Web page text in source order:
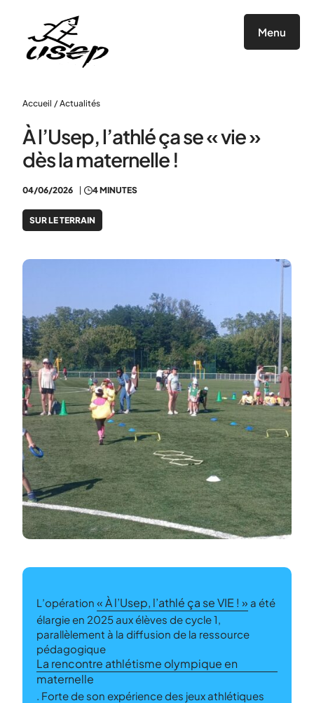
Menu
Accueil / Actualités
À l’Usep, l’athlé ça se « vie »
dès la maternelle !
04/06/2026 4 MINUTES
SUR LE TERRAIN
L’opération « À l’Usep, l’athlé ça se VIE ! » a été
élargie en 2025 aux élèves de cycle 1,
parallèlement à la diffusion de la ressource
pédagogique
La rencontre athlétisme olympique en
maternelle
. Forte de son expérience des jeux athlétiques